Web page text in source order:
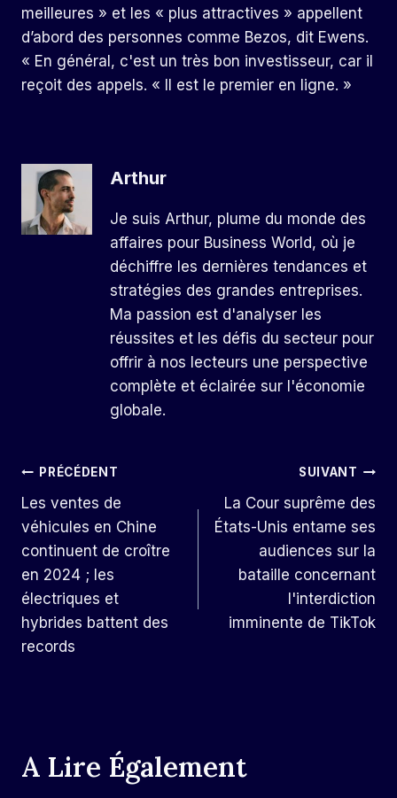
meilleures » et les « plus attractives » appellent
d’abord des personnes comme Bezos, dit Ewens.
« En général, c'est un très bon investisseur, car il
reçoit des appels. « Il est le premier en ligne. »
Arthur
Je suis Arthur, plume du monde des
affaires pour Business World, où je
déchiffre les dernières tendances et
stratégies des grandes entreprises.
Ma passion est d'analyser les
réussites et les défis du secteur pour
offrir à nos lecteurs une perspective
complète et éclairée sur l'économie
globale.
Navigation
De
L’article
PRÉCÉDENT
Les ventes de
véhicules en Chine
continuent de croître
en 2024 ; les
électriques et
hybrides battent des
records
SUIVANT
La Cour suprême des
États-Unis entame ses
audiences sur la
bataille concernant
l'interdiction
imminente de TikTok
A Lire Également